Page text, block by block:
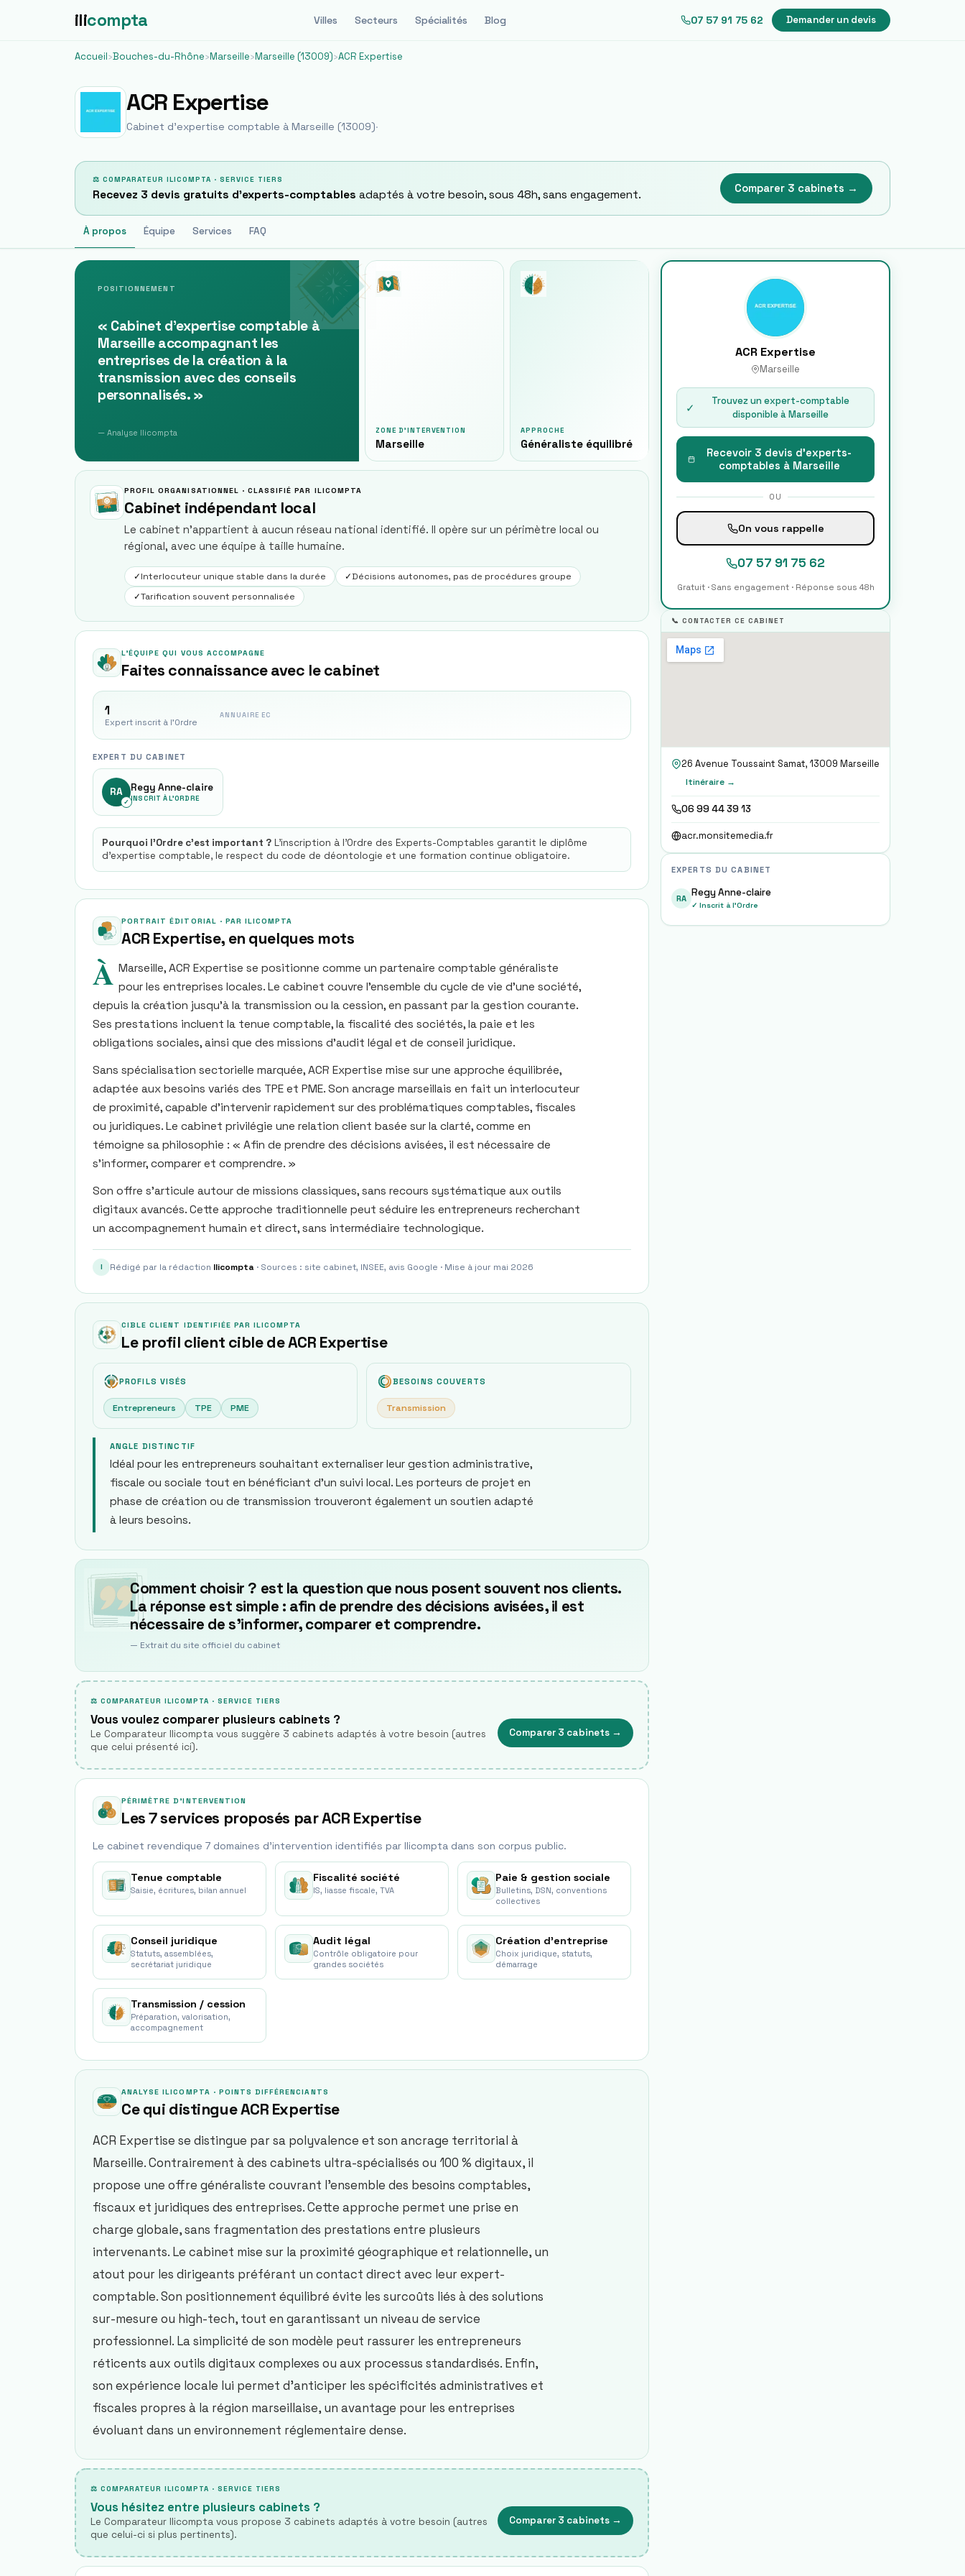
ilicompta Villes Secteurs Spécialités Blog 07 57 91 75 62 Demander un devis
Accueil›Bouches-du-Rhône›Marseille›Marseille (13009)›ACR Expertise
ACR Expertise
Cabinet d'expertise comptable à Marseille (13009)·
⚖ COMPARATEUR ILICOMPTA · SERVICE TIERS
Recevez 3 devis gratuits d'experts-comptables adaptés à votre besoin, sous 48h, sans engagement. Comparer 3 cabinets →
À propos Équipe Services FAQ
POSITIONNEMENT
« Cabinet d'expertise comptable à
Marseille accompagnant les
entreprises de la création à la
transmission avec des conseils
personnalisés.»
— Analyse Ilicompta ZONE D'INTERVENTION
Marseille
APPROCHE
Généraliste équilibré
PROFIL ORGANISATIONNEL · CLASSIFIÉ PAR ILICOMPTA
Cabinet indépendant local
Le cabinet n'appartient à aucun réseau national identifié. Il opère sur un périmètre local ou
régional, avec une équipe à taille humaine.
✓Interlocuteur unique stable dans la durée ✓Décisions autonomes, pas de procédures groupe
✓Tarification souvent personnalisée
L'ÉQUIPE QUI VOUS ACCOMPAGNE
Faites connaissance avec le cabinet
1
Expert inscrit à l'Ordre
ANNUAIRE EC
EXPERT DU CABINET
RA
✓
Regy Anne-claire
INSCRIT À L'ORDRE
Pourquoi l'Ordre c'est important ? L'inscription à l'Ordre des Experts-Comptables garantit le diplôme
d'expertise comptable, le respect du code de déontologie et une formation continue obligatoire.
PORTRAIT ÉDITORIAL · PAR ILICOMPTA
ACR Expertise, en quelques mots
À Marseille, ACR Expertise se positionne comme un partenaire comptable généraliste
pour les entreprises locales. Le cabinet couvre l’ensemble du cycle de vie d’une société,
depuis la création jusqu’à la transmission ou la cession, en passant par la gestion courante.
Ses prestations incluent la tenue comptable, la fiscalité des sociétés, la paie et les
obligations sociales, ainsi que des missions d’audit légal et de conseil juridique.
Sans spécialisation sectorielle marquée, ACR Expertise mise sur une approche équilibrée,
adaptée aux besoins variés des TPE et PME. Son ancrage marseillais en fait un interlocuteur
de proximité, capable d’intervenir rapidement sur des problématiques comptables, fiscales
ou juridiques. Le cabinet privilégie une relation client basée sur la clarté, comme en
témoigne sa philosophie : « Afin de prendre des décisions avisées, il est nécessaire de
s’informer, comparer et comprendre. »
Son offre s’articule autour de missions classiques, sans recours systématique aux outils
digitaux avancés. Cette approche traditionnelle peut séduire les entrepreneurs recherchant
un accompagnement humain et direct, sans intermédiaire technologique.
I Rédigé par la rédaction Ilicompta · Sources : site cabinet, INSEE, avis Google · Mise à jour mai 2026
CIBLE CLIENT IDENTIFIÉE PAR ILICOMPTA
Le profil client cible de ACR Expertise
PROFILS VISÉS
Entrepreneurs TPE PME
BESOINS COUVERTS
Transmission
ANGLE DISTINCTIF
Idéal pour les entrepreneurs souhaitant externaliser leur gestion administrative,
fiscale ou sociale tout en bénéficiant d’un suivi local. Les porteurs de projet en
phase de création ou de transmission trouveront également un soutien adapté
à leurs besoins.
Comment choisir ? est la question que nous posent souvent nos clients.
La réponse est simple : afin de prendre des décisions avisées, il est
nécessaire de s'informer, comparer et comprendre.
— Extrait du site officiel du cabinet
⚖ COMPARATEUR ILICOMPTA · SERVICE TIERS
Vous voulez comparer plusieurs cabinets ?
Le Comparateur Ilicompta vous suggère 3 cabinets adaptés à votre besoin (autres
que celui présenté ici).
Comparer 3 cabinets →
PÉRIMÈTRE D'INTERVENTION
Les 7 services proposés par ACR Expertise
Le cabinet revendique 7 domaines d'intervention identifiés par Ilicompta dans son corpus public.
Tenue comptable
Saisie, écritures, bilan annuel
Fiscalité société
IS, liasse fiscale, TVA
Paie & gestion sociale
Bulletins, DSN, conventions
collectives
Conseil juridique
Statuts, assemblées,
secrétariat juridique
Audit légal
Contrôle obligatoire pour
grandes sociétés
Création d'entreprise
Choix juridique, statuts,
démarrage
Transmission / cession
Préparation, valorisation,
accompagnement
ANALYSE ILICOMPTA · POINTS DIFFÉRENCIANTS
Ce qui distingueACR Expertise
ACR Expertise se distingue par sa polyvalence et son ancrage territorial à
Marseille. Contrairement à des cabinets ultra-spécialisés ou 100 % digitaux, il
propose une offre généraliste couvrant l’ensemble des besoins comptables,
fiscaux et juridiques des entreprises. Cette approche permet une prise en
charge globale, sans fragmentation des prestations entre plusieurs
intervenants. Le cabinet mise sur la proximité géographique et relationnelle, un
atout pour les dirigeants préférant un contact direct avec leur expert-
comptable. Son positionnement équilibré évite les surcoûts liés à des solutions
sur-mesure ou high-tech, tout en garantissant un niveau de service
professionnel. La simplicité de son modèle peut rassurer les entrepreneurs
réticents aux outils digitaux complexes ou aux processus standardisés. Enfin,
son expérience locale lui permet d’anticiper les spécificités administratives et
fiscales propres à la région marseillaise, un avantage pour les entreprises
évoluant dans un environnement réglementaire dense.
⚖ COMPARATEUR ILICOMPTA · SERVICE TIERS
Vous hésitez entre plusieurs cabinets ?
Le Comparateur Ilicompta vous propose 3 cabinets adaptés à votre besoin (autres
que celui-ci si plus pertinents).
Comparer 3 cabinets →
ACR Expertise
Marseille
✓
Trouvez un expert-comptable
disponible àMarseille
Recevoir 3 devis d'experts-
comptables à Marseille
OU
On vous rappelle
07 57 91 75 62
Gratuit · Sans engagement · Réponse sous 48h
📞 CONTACTER CE CABINET
26 Avenue Toussaint Samat, 13009 Marseille
Itinéraire →
06 99 44 39 13
acr.monsitemedia.fr
EXPERTS DU CABINET
RA Regy Anne-claire
✓ Inscrit à l'Ordre